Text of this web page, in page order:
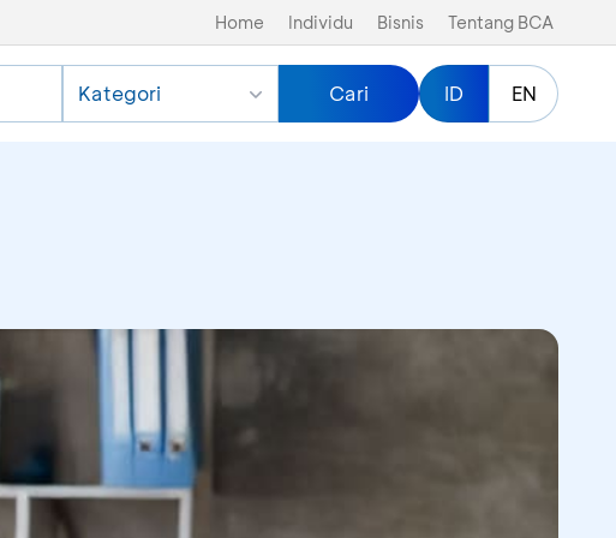
Home Individu Bisnis Tentang BCA
Kategori Cari ID EN